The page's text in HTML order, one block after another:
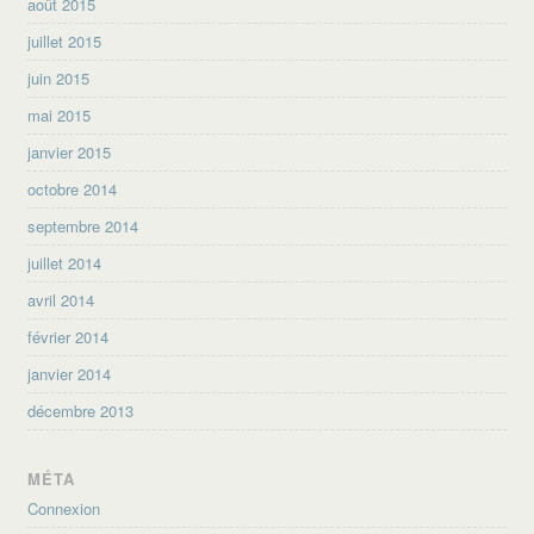
août 2015
juillet 2015
juin 2015
mai 2015
janvier 2015
octobre 2014
septembre 2014
juillet 2014
avril 2014
février 2014
janvier 2014
décembre 2013
MÉTA
Connexion